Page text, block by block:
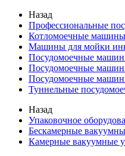
Назад
Профессиональные
Котломоечные машины
Машины для мойки
Посудомоечные
Посудомоечные
Посудомоечные
Туннельные
Назад
Упаковочное
Бескамерные
Камерные вакуумные